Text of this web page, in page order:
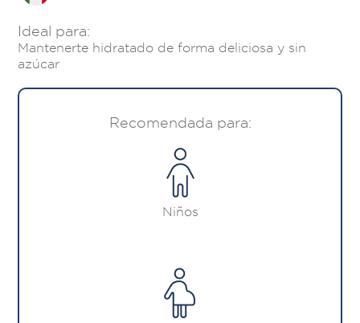
Ideal para:
Mantenerte hidratado de forma deliciosa y sin
azúcar
Recomendada para:
Niños